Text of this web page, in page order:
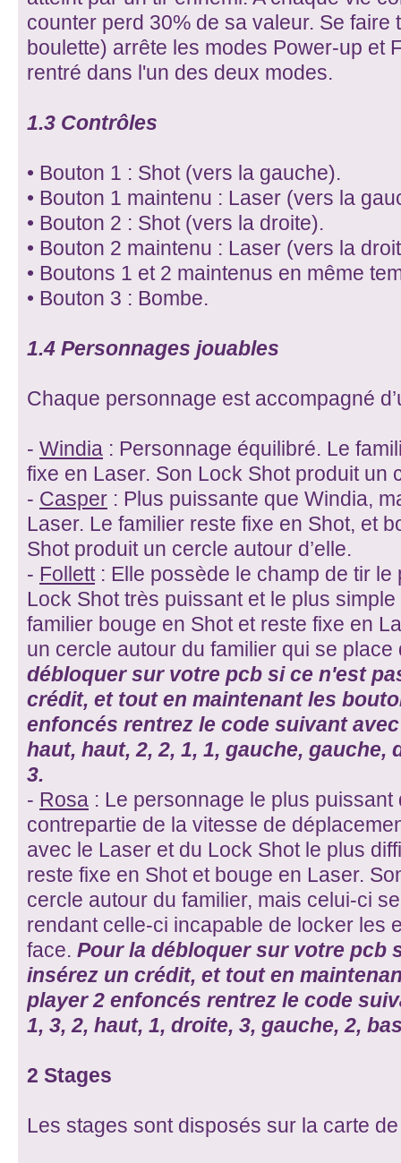
counter perd 30% de sa valeur. Se faire
boulette) arrête les modes Power-up et
rentré dans l'un des deux modes.
1.3 Contrôles
• Bouton 1 : Shot (vers la gauche).
• Bouton 1 maintenu : Laser (vers la
• Bouton 2 : Shot (vers la droite).
• Bouton 2 maintenu : Laser (vers la
• Boutons 1 et 2 maintenus en même
• Bouton 3 : Bombe.
1.4 Personnages jouables
Chaque personnage est accompagné
- Windia : Personnage équilibré. Le
fixe en Laser. Son Lock Shot produit un
- Casper : Plus puissante que Windia,
Laser. Le familier reste fixe en Shot, et
Shot produit un cercle autour d’elle.
- Follett: Elle possède le champ de tir le
Lock Shot très puissant et le plus
familier bouge en Shot et reste fixe en
un cercle autour du familier qui se
débloquer sur votre pcb si ce n'est
crédit, et tout en maintenant les
enfoncés rentrez le code suivant
haut, haut, 2, 2, 1, 1, gauche, gauche,
3.
- Rosa : Le personnage le plus
contrepartie de la vitesse de
avec le Laser et du Lock Shot le plus
reste fixe en Shot et bouge en Laser.
cercle autour du familier, mais celui-ci
rendant celle-ci incapable de locker les
face. Pour la débloquer sur votre pcb
insérez un crédit, et tout en
player 2 enfoncés rentrez le code
1, 3, 2, haut, 1, droite, 3, gauche, 2,
2 Stages
Les stages sont disposés sur la carte